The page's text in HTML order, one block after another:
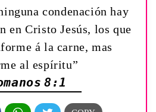
condenación hay
en Cristo Jesús, los que
á la carne, mas
al espíritu”
8:1